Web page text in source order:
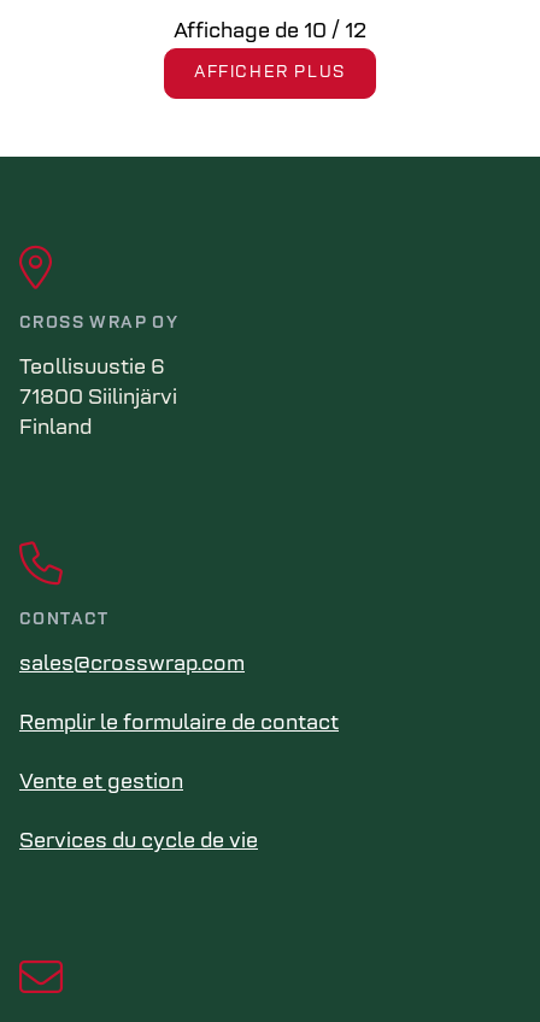
Affichage de 10 / 12
AFFICHER PLUS
CROSS WRAP OY
Teollisuustie 6
71800 Siilinjärvi
Finland
CONTACT
sales@crosswrap.com
Remplir le formulaire de contact
Vente et gestion
Services du cycle de vie